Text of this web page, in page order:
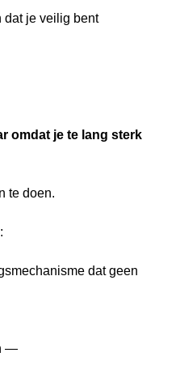
dat je veilig bent
omdat je te lang sterk
te doen.
dat geen
—